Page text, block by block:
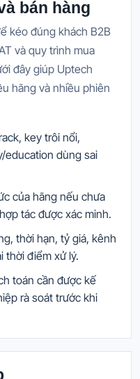
bán hàng
kéo đúng khách B2B
và quy trình mua
đây giúp Uptech
hãng và nhiều phiên
key trôi nổi,
education dùng sai
của hãng nếu chưa
tác được xác minh.
thời hạn, tỷ giá, kênh
thời điểm xử lý.
toán cần được kế
rà soát trước khi